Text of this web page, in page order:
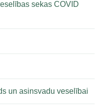
sekas COVID
un asinsvadu veselībai